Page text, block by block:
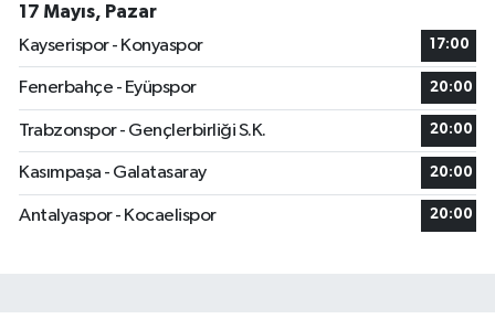
17 Mayıs, Pazar
Kayserispor - Konyaspor
17:00
Fenerbahçe - Eyüpspor 20:00
Trabzonspor - Gençlerbirliği S.K. 20:00
Kasımpaşa - Galatasaray 20:00
Antalyaspor - Kocaelispor 20:00